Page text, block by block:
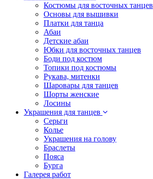
Костюмы для восточных танцев
Основы для вышивки
Платки для танца
Абаи
Детские абаи
Юбки для восточных танцев
Боди под костюм
Топики под костюмы
Рукава, митенки
Шаровары для танцев
Шорты женские
Лосины
Украшения для танцев
Серьги
Колье
Украшения на голову
Браслеты
Пояса
Бурга
Галерея работ